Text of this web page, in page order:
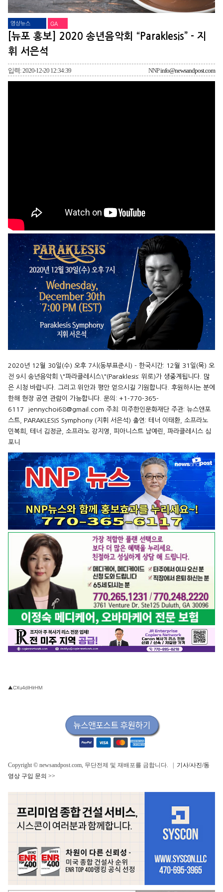
영상뉴스 GA
[뉴포 홍보] 2020 송년음악회 “Paraklesis” - 지
휘 서은석
입력: 2020-12-20 12:34:39 NNPinfo@newsandpost.com
2020년 12월 30일(수) 오후 7시(동부표준시) - 한국시간: 12월 31일(목) 오
전 9시 송년음악회 \"파라클레시스\"(Paraklesis: 위로)가 생중계됩니다. 많
은 시청 바랍니다. 그리고 위안과 평안 얻으시길 기원합니다. 후원하시는 분에
한해 현장 공연 관람이 가능합니다. 문의: +1-770-365-
6117 jennychoi68@gmail.com 주최: 미주한인문화재단 주관: 뉴스앤포
스트, PARAKLESIS Symphony (지휘 서은석) 출연: 테너 이태환, 소프라노
민복희, 테너 김정균, 소프라노 강지영, 피아니스트 남예린, 파라클레시스 심
포니
▲CXu4dIHIrHM
Copyright © newsandpost.com, 무단전제 및 재배포를 금합니다. | 기사/사진/동
영상 구입 문의 >>